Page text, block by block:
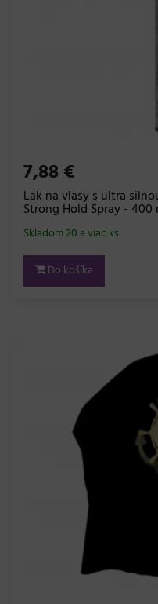
7,88 €
Lak na vlasy s ultra
Strong Hold Spray - 400
Skladom 20 a viac ks
Do košíka